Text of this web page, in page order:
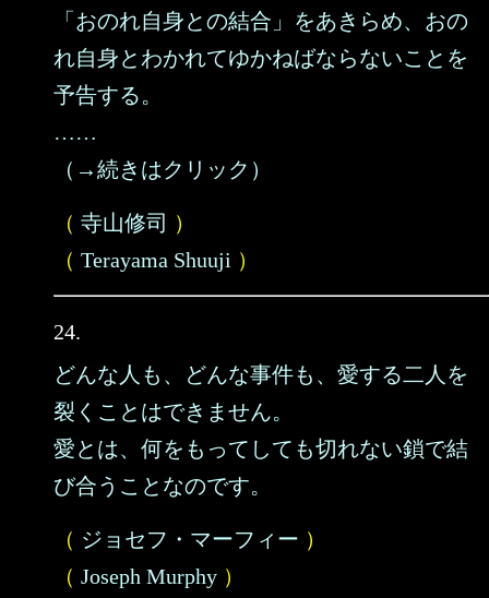
「おのれ自身との結合」をあきらめ、おの
れ自身とわかれてゆかねばならないことを
予告する。
……
（→続きはクリック）
（ 寺山修司 ）
（ Terayama Shuuji ）
24.
どんな人も、どんな事件も、愛する二人を
裂くことはできません。
愛とは、何をもってしても切れない鎖で結
び合うことなのです。
（ ジョセフ・マーフィー ）
（ Joseph Murphy ）